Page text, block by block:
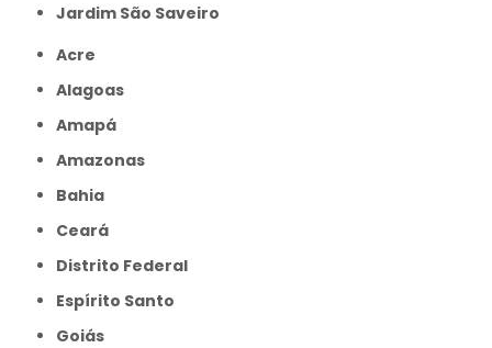
jardim São Saveiro
Acre
Alagoas
Amapá
Amazonas
Bahia
Ceará
Distrito Federal
Espírito Santo
Goiás